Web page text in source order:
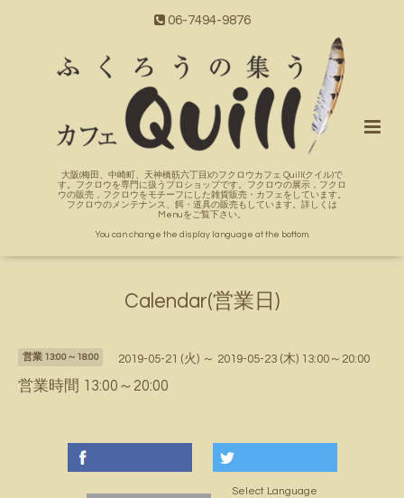
06-7494-9876
大阪(梅田、中崎町、天神橋筋六丁目)のフクロウカフェ Quill(クイル)で
す。フクロウを専門に扱うプロショップです。フクロウの展示，フクロ
ウの販売，フクロウをモチーフにした雑貨販売・カフェをしています。
フクロウのメンテナンス、餌・道具の販売もしています。詳しくは
Menuをご覧下さい。
You can change the display language at the bottom.
Calendar(営業日)
営業 13:00～18:00 2019-05-21 (火) ～ 2019-05-23 (木) 13:00～20:00
営業時間 13:00～20:00
Select Language